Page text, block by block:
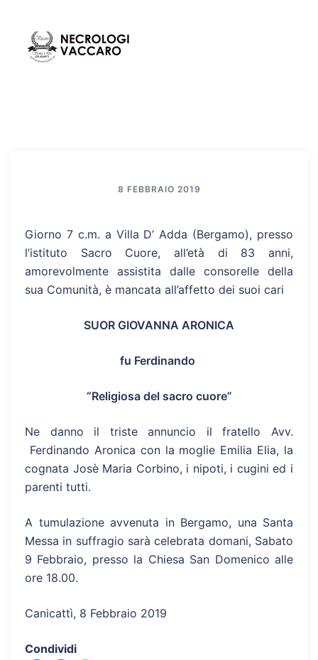
contenuto
8 FEBBRAIO 2019
Giorno 7 c.m. a Villa D’ Adda (Bergamo), presso
l’istituto Sacro Cuore, all’età di 83 anni,
amorevolmente assistita dalle consorelle della
sua Comunità, è mancata all’affetto dei suoi cari
SUOR GIOVANNA ARONICA
fu Ferdinando
“Religiosa del sacro cuore”
Ne danno il triste annuncio il fratello Avv.
Ferdinando Aronica con la moglie Emilia Elia, la
cognata Josè Maria Corbino, i nipoti, i cugini ed i
parenti tutti.
A tumulazione avvenuta in Bergamo, una Santa
Messa in suffragio sarà celebrata domani, Sabato
9 Febbraio, presso la Chiesa San Domenico alle
ore 18.00.
Canicattì, 8 Febbraio 2019
Condividi